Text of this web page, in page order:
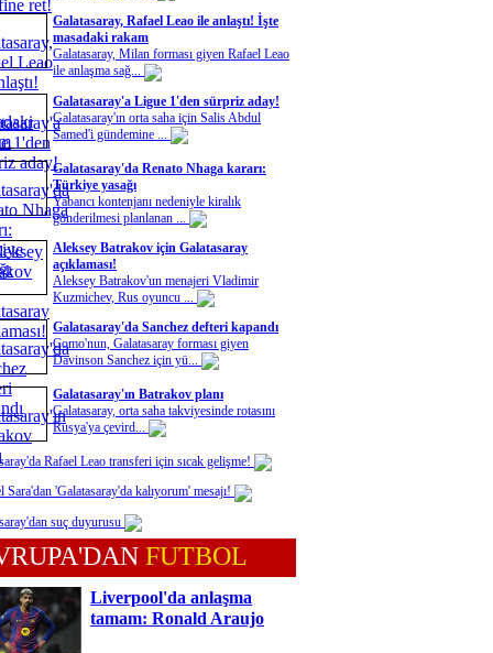
Galatasaray, Rafael Leao ile anlaştı! İşte
masadaki rakam
Galatasaray, Milan forması giyen Rafael Leao
ile anlaşma sağ...
Galatasaray'a Ligue 1'den sürpriz aday!
Galatasaray'ın orta saha için Salis Abdul
Samed'i gündemine ...
Galatasaray'da Renato Nhaga kararı:
Türkiye yasağı
Yabancı kontenjanı nedeniyle kiralık
gönderilmesi planlanan ...
Aleksey Batrakov için Galatasaray
açıklaması!
Aleksey Batrakov'un menajeri Vladimir
Kuzmichev, Rus oyuncu ...
Galatasaray'da Sanchez defteri kapandı
Como'nun, Galatasaray forması giyen
Davinson Sanchez için yü...
Galatasaray'ın Batrakov planı
Galatasaray, orta saha takviyesinde rotasını
Rusya'ya çevird...
Rafael Leao transferi için sıcak gelişme!
Sara'dan 'Galatasaray'da kalıyorum' mesajı!
suç duyurusu
FUTBOL
Liverpool'da anlaşma
tamam: Ronald Araujo